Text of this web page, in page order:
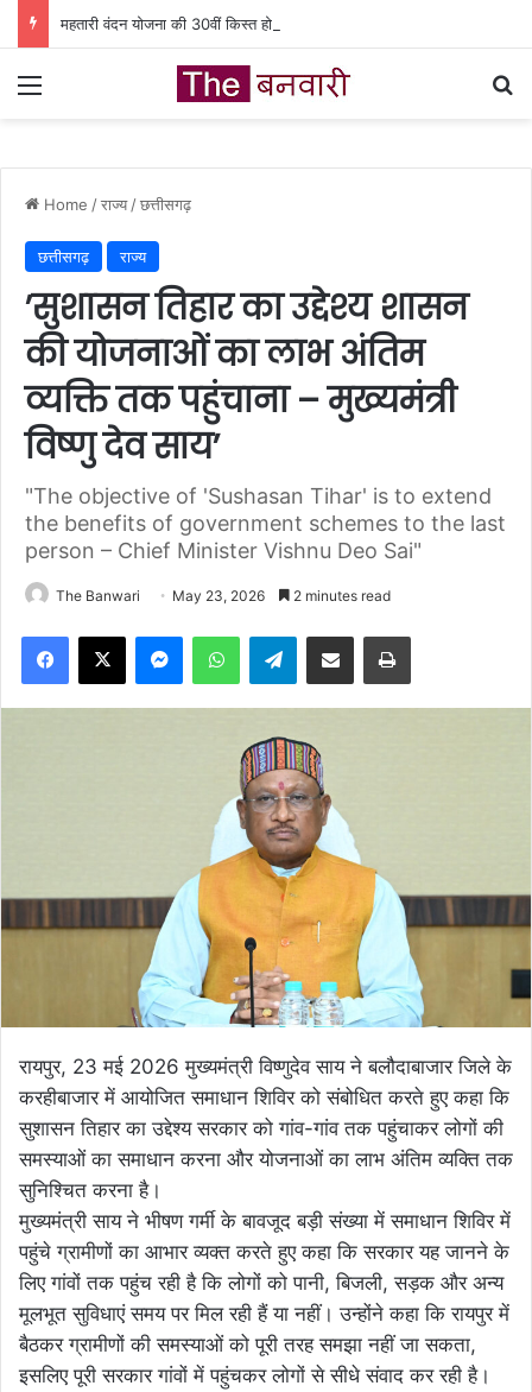
महतारी वंदन योजना की 30वीं किस्त होगी जारी, ऐसे चेक करें भुगतान स्टेटस
Menu
Home /राज्य /छत्तीसगढ़
छत्तीसगढ़ राज्य
’सुशासन तिहार का उद्देश्य शासन
की योजनाओं का लाभ अंतिम
व्यक्ति तक पहुंचाना – मुख्यमंत्री
विष्णु देव साय’
"The objective of 'Sushasan Tihar' is to extend
the benefits of government schemes to the last
person – Chief Minister Vishnu Deo Sai"
The Banwari May 23, 2026 2 minutes read
Facebook
X MessengerWhatsAppTelegramShare via Email Print
रायपुर, 23 मई 2026 मुख्यमंत्री विष्णुदेव साय ने बलौदाबाजार जिले के
करहीबाजार में आयोजित समाधान शिविर को संबोधित करते हुए कहा कि
सुशासन तिहार का उद्देश्य सरकार को गांव-गांव तक पहुंचाकर लोगों की
समस्याओं का समाधान करना और योजनाओं का लाभ अंतिम व्यक्ति तक
सुनिश्चित करना है।
मुख्यमंत्री साय ने भीषण गर्मी के बावजूद बड़ी संख्या में समाधान शिविर में
पहुंचे ग्रामीणों का आभार व्यक्त करते हुए कहा कि सरकार यह जानने के
लिए गांवों तक पहुंच रही है कि लोगों को पानी, बिजली, सड़क और अन्य
मूलभूत सुविधाएं समय पर मिल रही हैं या नहीं। उन्होंने कहा कि रायपुर में
बैठकर ग्रामीणों की समस्याओं को पूरी तरह समझा नहीं जा सकता,
इसलिए पूरी सरकार गांवों में पहुंचकर लोगों से सीधे संवाद कर रही है।